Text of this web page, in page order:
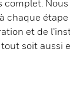
complet. Nous
chaque étape
et de
soit aussi